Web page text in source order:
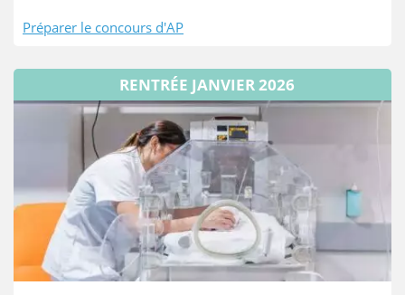
Préparer le concours d'AP
RENTRÉE JANVIER 2026